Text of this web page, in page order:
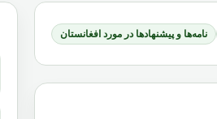
نامه‌ها و پیشنهادها در مورد افغانستان